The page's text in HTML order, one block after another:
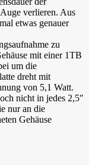
verlieren. Aus
etwas genauer
zu
mit einer 1TB
um die
dreht mit
von 5,1 Watt.
nicht in jedes 2,5″
nur an die
Gehäuse